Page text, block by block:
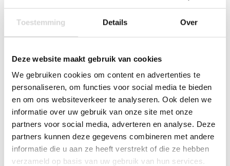
Toestemming Details Over
Deze website maakt gebruik van cookies
We gebruiken cookies om content en advertenties te
personaliseren, om functies voor social media te bieden
en om ons websiteverkeer te analyseren. Ook delen we
informatie over uw gebruik van onze site met onze
partners voor social media, adverteren en analyse. Deze
partners kunnen deze gegevens combineren met andere
informatie die u aan ze heeft verstrekt of die ze hebben
verzameld op basis van uw gebruik van hun services.
0348 4791 95
Chat
Offerte aanvragen Vraag een speciale prijs op bij ons, wij
kijken naar de mogelijkheden.